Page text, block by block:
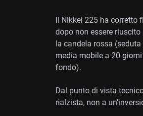
Il Nikkei 225 ha corretto
dopo non essere
la candela rossa
media mobile a 20
fondo).
Dal punto di vista
rialzista, non a